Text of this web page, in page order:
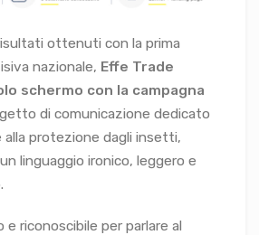
ottenuti con la prima
nazionale, Effe Trade
schermo con la campagna
di comunicazione dedicato
alla protezione dagli insetti,
linguaggio ironico, leggero e
riconoscibile per parlare al